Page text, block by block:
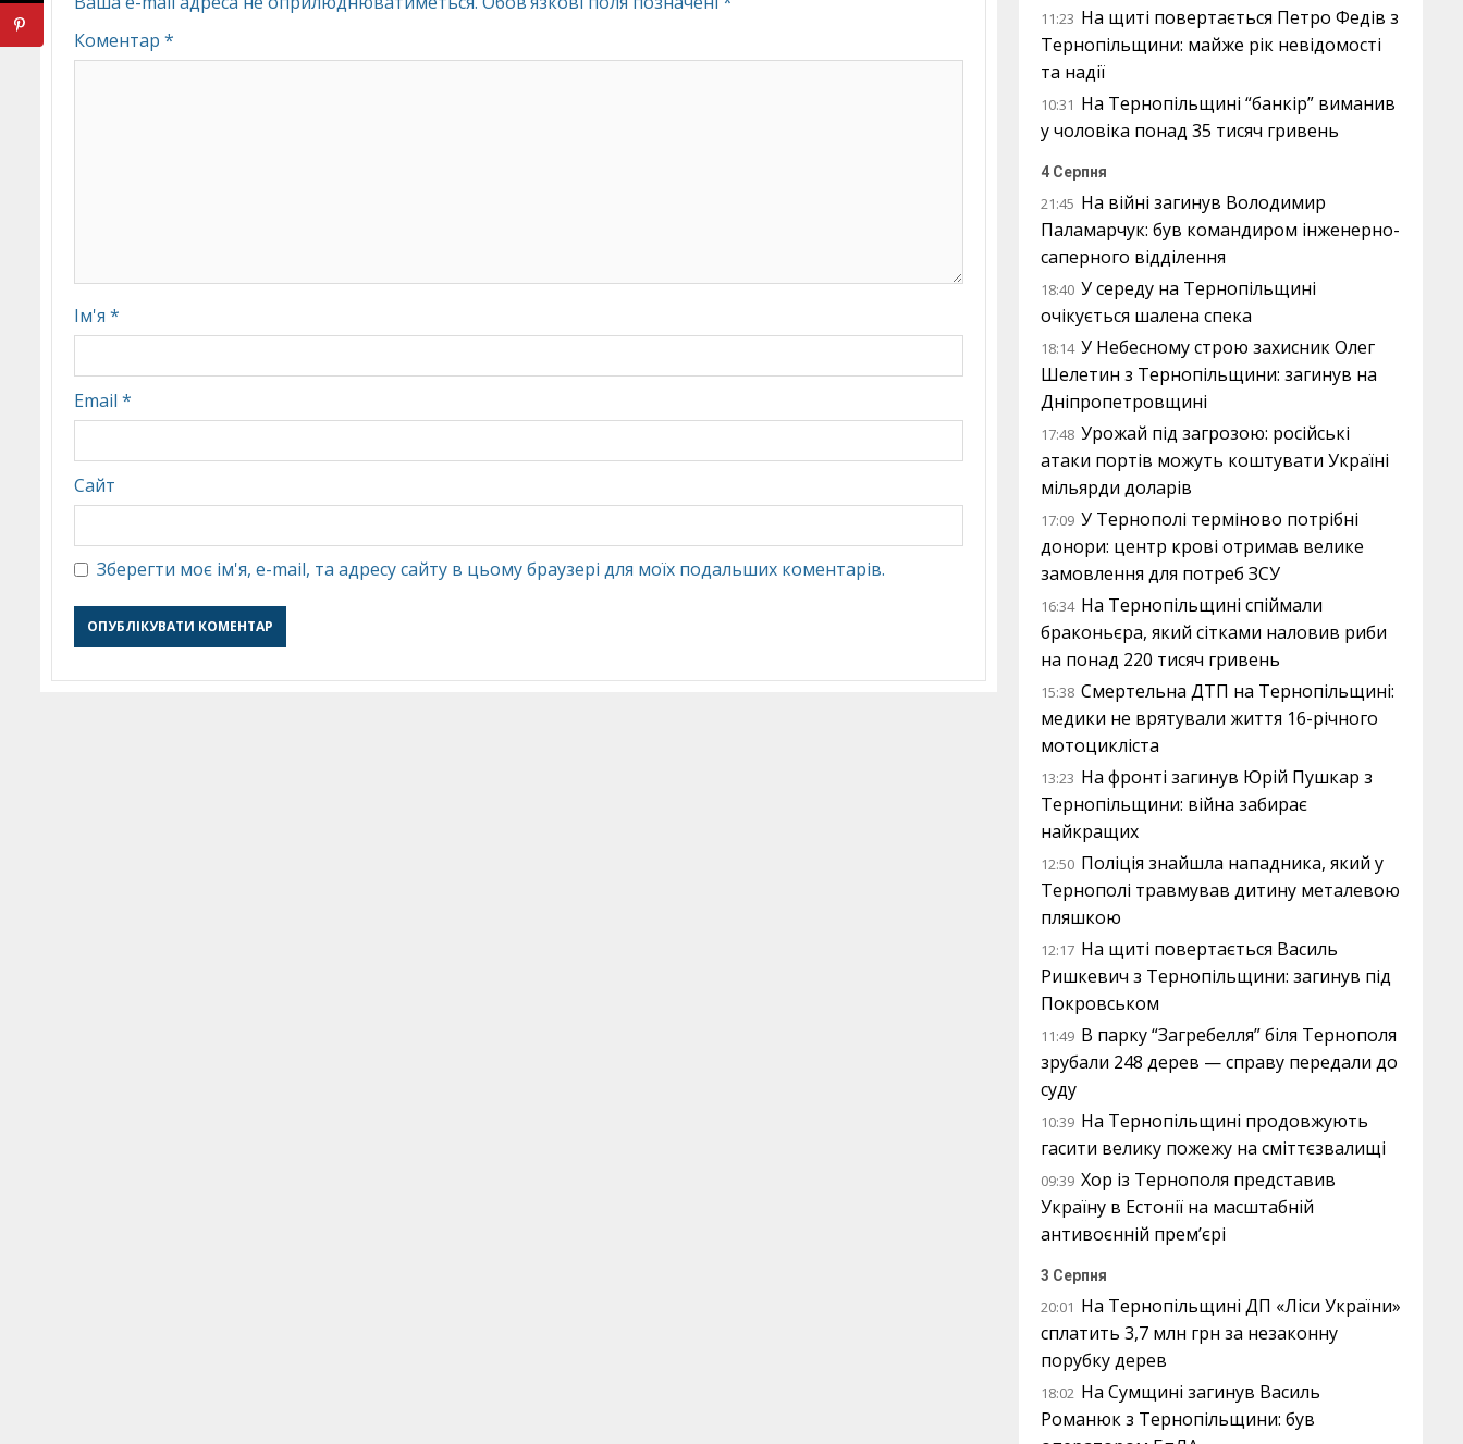
Коментар *
Ім'я *
Email *
Сайт
Зберегти моє ім'я, e-mail, та адресу сайту в цьому браузері для моїх подальших коментарів.
11:23 На щиті повертається Петро Федів з
Тернопільщини: майже рік невідомості
та надії
10:31 На Тернопільщині “банкір” виманив
у чоловіка понад 35 тисяч гривень
4 Серпня
21:45 На війні загинув Володимир
Паламарчук: був командиром інженерно-
саперного відділення
18:40 У середу на Тернопільщині
очікується шалена спека
18:14 У Небесному строю захисник Олег
Шелетин з Тернопільщини: загинув на
Дніпропетровщині
17:48 Урожай під загрозою: російські
атаки портів можуть коштувати Україні
мільярди доларів
17:09 У Тернополі терміново потрібні
донори: центр крові отримав велике
замовлення для потреб ЗСУ
16:34 На Тернопільщині спіймали
браконьєра, який сітками наловив риби
на понад 220 тисяч гривень
15:38 Смертельна ДТП на Тернопільщині:
медики не врятували життя 16-річного
мотоцикліста
13:23 На фронті загинув Юрій Пушкар з
Тернопільщини: війна забирає
найкращих
12:50 Поліція знайшла нападника, який у
Тернополі травмував дитину металевою
пляшкою
12:17 На щиті повертається Василь
Ришкевич з Тернопільщини: загинув під
Покровськом
11:49 В парку “Загребелля” біля Тернополя
зрубали 248 дерев — справу передали до
суду
10:39 На Тернопільщині продовжують
гасити велику пожежу на сміттєзвалищі
09:39 Хор із Тернополя представив
Україну в Естонії на масштабній
антивоєнній прем’єрі
3 Серпня
20:01 На Тернопільщині ДП «Ліси України»
сплатить 3,7 млн грн за незаконну
порубку дерев
18:02 На Сумщині загинув Василь
Романюк з Тернопільщини: був